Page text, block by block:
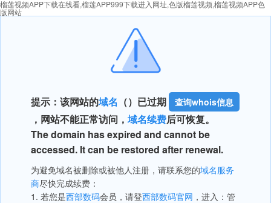
榴莲视频APP下载在线看,榴莲APP999下载进入网址,色版榴莲视频,榴莲视频APP色
版网站
提示：该网站的域名 （）已过期 查询whois信息
，网站不能正常访问， 域名续费后可恢复。
The domain has expired and cannot be
accessed. It can be restored after renewal.
为避免域名被删除或被他人注册，请联系您的域名服务
商尽快完成续费：
1. 若您是西部数码会员，请登西部数码官网 ，进入：管